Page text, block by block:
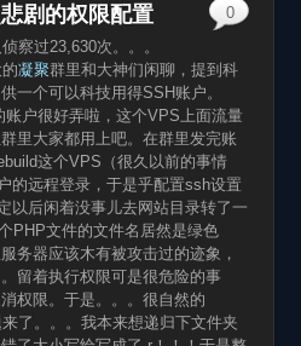
剧的权限配置
察过23,630次。。。
凝聚群里和大神们闲聊，提到科
一个可以科技用得SSH账户。
账户很好弄啦，这个VPS上面流量
里大家都用上吧。在群里发完账
这个VPS（很久以前的事情
的远程登录，于是乎配置ssh设置
以后闲着没事儿去网站目录转了一
PHP文件的文件名居然是绿色
务器应该木有被攻击过的迹象，
留着执行权限可是很危险的事
权限。于是。。。很自然的
了。。。我本来想递归下文件夹
0